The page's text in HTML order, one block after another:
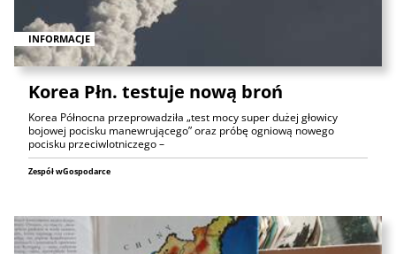
INFORMACJE
Korea Płn. testuje nową broń
Korea Północna przeprowadziła „test mocy super dużej głowicy
bojowej pocisku manewrującego” oraz próbę ogniową nowego
pocisku przeciwlotniczego –
Zespół wGospodarce